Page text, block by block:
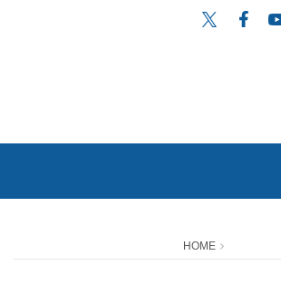
HOME